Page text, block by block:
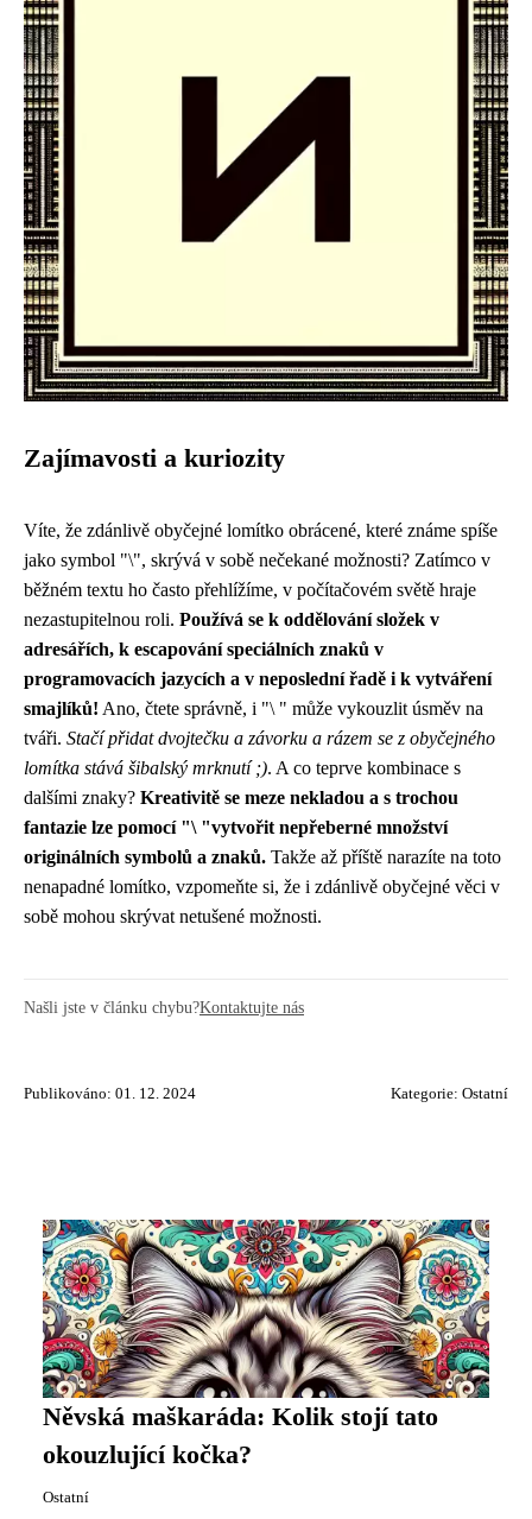
Zajímavosti a kuriozity
Víte, že zdánlivě obyčejné lomítko obrácené, které známe spíše
jako symbol "\", skrývá v sobě nečekané možnosti? Zatímco v
běžném textu ho často přehlížíme, v počítačovém světě hraje
nezastupitelnou roli. Používá se k oddělování složek v
adresářích, k escapování speciálních znaků v
programovacích jazycích a v neposlední řadě i k vytváření
smajlíků! Ano, čtete správně, i "\ " může vykouzlit úsměv na
tváři. Stačí přidat dvojtečku a závorku a rázem se z obyčejného
lomítka stává šibalský mrknutí ;). A co teprve kombinace s
dalšími znaky? Kreativitě se meze nekladou a s trochou
fantazie lze pomocí "\ "vytvořit nepřeberné množství
originálních symbolů a znaků. Takže až příště narazíte na toto
nenapadné lomítko, vzpomeňte si, že i zdánlivě obyčejné věci v
sobě mohou skrývat netušené možnosti.
Našli jste v článku chybu?Kontaktujte nás
Publikováno: 01. 12. 2024 Kategorie: Ostatní
Něvská maškaráda: Kolik stojí tato
okouzlující kočka?
Ostatní